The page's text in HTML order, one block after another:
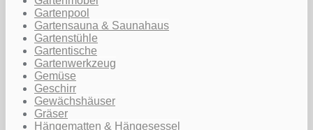
Gartenpool
Gartensauna & Saunahaus
Gartenstühle
Gartentische
Gartenwerkzeug
Gemüse
Geschirr
Gewächshäuser
Gräser
Hängematten & Hängesessel